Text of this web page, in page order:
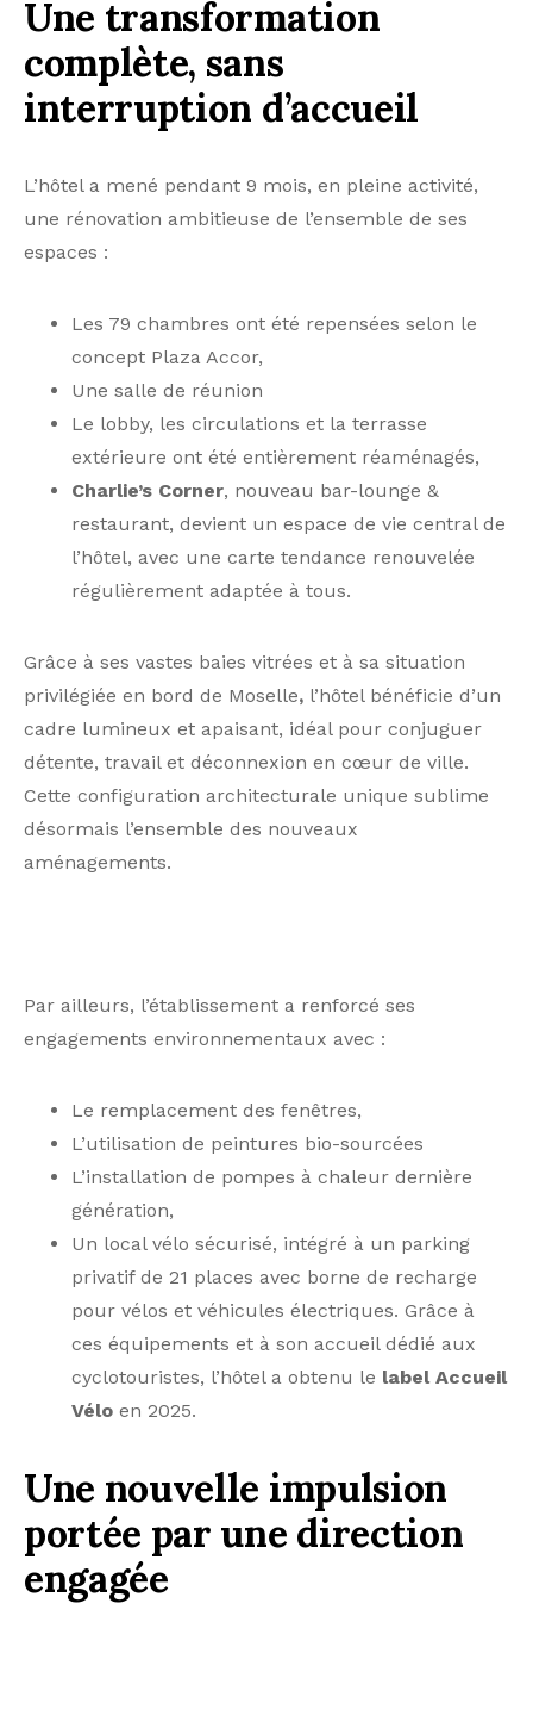
Une transformation
complète, sans
interruption d’accueil
L’hôtel a mené pendant 9 mois, en pleine activité,
une rénovation ambitieuse de l’ensemble de ses
espaces :
Les 79 chambres ont été repensées selon le
concept Plaza Accor,
Une salle de réunion
Le lobby, les circulations et la terrasse
extérieure ont été entièrement réaménagés,
Charlie’s Corner, nouveau bar-lounge &
restaurant, devient un espace de vie central de
l’hôtel, avec une carte tendance renouvelée
régulièrement adaptée à tous.
Grâce à ses vastes baies vitrées et à sa situation
privilégiée en bord de Moselle, l’hôtel bénéficie d’un
cadre lumineux et apaisant, idéal pour conjuguer
détente, travail et déconnexion en cœur de ville.
Cette configuration architecturale unique sublime
désormais l’ensemble des nouveaux
aménagements.
Par ailleurs, l’établissement a renforcé ses
engagements environnementaux avec :
Le remplacement des fenêtres,
L’utilisation de peintures bio-sourcées
L’installation de pompes à chaleur dernière
génération,
Un local vélo sécurisé, intégré à un parking
privatif de 21 places avec borne de recharge
pour vélos et véhicules électriques. Grâce à
ces équipements et à son accueil dédié aux
cyclotouristes, l’hôtel a obtenu le label Accueil
Vélo en 2025.
Une nouvelle impulsion
portée par une direction
engagée